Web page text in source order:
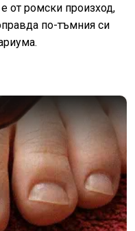
от ромски произход,
по-тъмния си